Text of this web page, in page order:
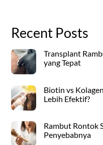
Recent Posts
Transplant
yang Tepat
Biotin vs
Lebih Efektif?
Rambut Rontok
Penyebabnya